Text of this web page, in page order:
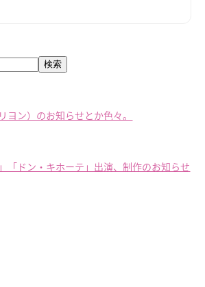
検索
ヨン）のお知らせとか色々。
「ドン・キホーテ」出演、制作のお知らせ